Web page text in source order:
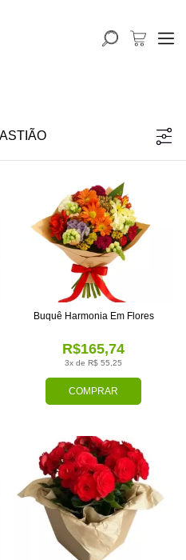
COMPRAR
3x de R$ 55,25
R$165,74
Buquê Harmonia Em Flores